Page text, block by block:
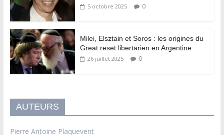
5 octobre 2025 0
Milei, Elsztain et Soros : les origines du
Great reset libertarien en Argentine
26 juillet 2025 0
AUTEURS
Pierre Antoine Plaquevent